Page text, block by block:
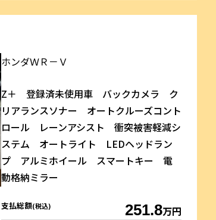
ホンダＷＲ－Ｖ
Z＋ 登録済未使用車 バックカメラ ク
リアランスソナー オートクルーズコント
ロール レーンアシスト 衝突被害軽減シ
ステム オートライト LEDヘッドラン
プ アルミホイール スマートキー 電
動格納ミラー
支払総額(税込) 251.8万円